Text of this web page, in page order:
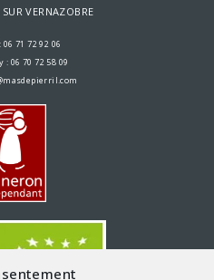
VERNAZOBRE
06 71 72 92 06
: 06 70 72 58 09